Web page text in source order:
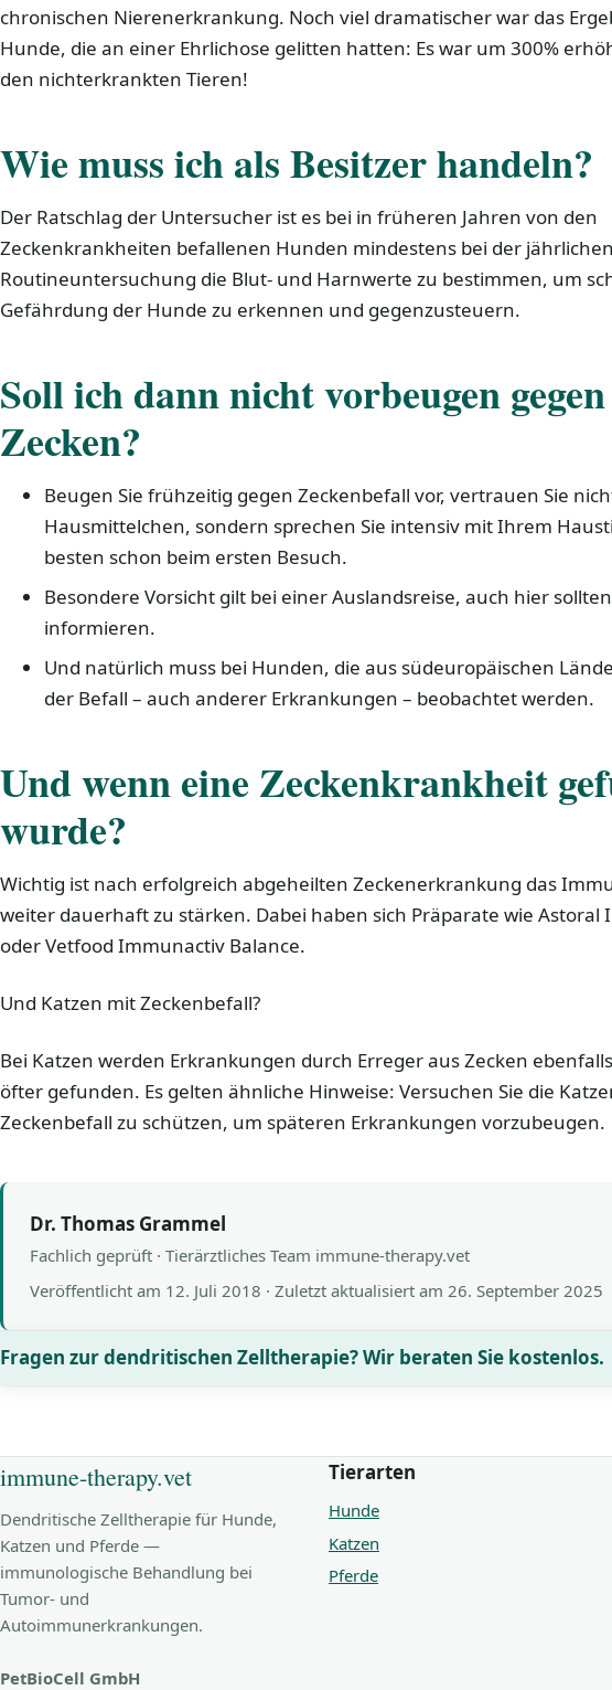
chronischen Nierenerkrankung. Noch viel dramatischer war das
Hunde, die an einer Ehrlichose gelitten hatten: Es war um 300%
den nichterkrankten Tieren!
Wie muss ich als Besitzer handeln?
Der Ratschlag der Untersucher ist es bei in früheren Jahren von den
Zeckenkrankheiten befallenen Hunden mindestens bei der
Routineuntersuchung die Blut- und Harnwerte zu bestimmen, um
Gefährdung der Hunde zu erkennen und gegenzusteuern.
Soll ich dann nicht vorbeugen
Zecken?
Beugen Sie frühzeitig gegen Zeckenbefall vor, vertrauen Sie
Hausmittelchen, sondern sprechen Sie intensiv mit Ihrem
besten schon beim ersten Besuch.
Besondere Vorsicht gilt bei einer Auslandsreise, auch hier
informieren.
Und natürlich muss bei Hunden, die aus südeuropäischen
der Befall – auch anderer Erkrankungen – beobachtet werden.
Und wenn eine Zeckenkrankheit
wurde?
Wichtig ist nach erfolgreich abgeheilten Zeckenerkrankung das
weiter dauerhaft zu stärken. Dabei haben sich Präparate wie Astoral
oder Vetfood Immunactiv Balance.
Und Katzen mit Zeckenbefall?
Bei Katzen werden Erkrankungen durch Erreger aus Zecken
öfter gefunden. Es gelten ähnliche Hinweise: Versuchen Sie die
Zeckenbefall zu schützen, um späteren Erkrankungen vorzubeugen.
Dr. Thomas Grammel
Fachlich geprüft · Tierärztliches Team immune-therapy.vet
Veröffentlicht am 12. Juli 2018 · Zuletzt aktualisiert am 26. September 2025
Fragen zur dendritischen Zelltherapie? Wir beraten Sie kostenlos.
immune-therapy.vet
Dendritische Zelltherapie für Hunde,
Katzen und Pferde —
immunologische Behandlung bei
Tumor- und
Autoimmunerkrankungen.
PetBioCell GmbH
Tierarten
Hunde
Katzen
Pferde